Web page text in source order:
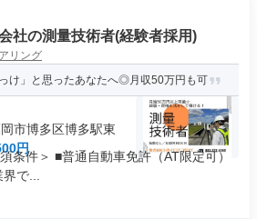
社の測量技術者(経験者採用)
リング
け」と思ったあなたへ◎月収50万円も可
市博多区博多駅東
円
条件＞ ■普通自動車免許（AT限定可）
で...